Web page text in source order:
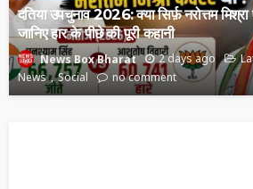
दतिया उपचुनाव 2026: क्या सिर्फ़ नरोत्तम
जानिए हार के पीछे की पूरी कहानी
News Box Bharat 2 days ago
News
Social no comment